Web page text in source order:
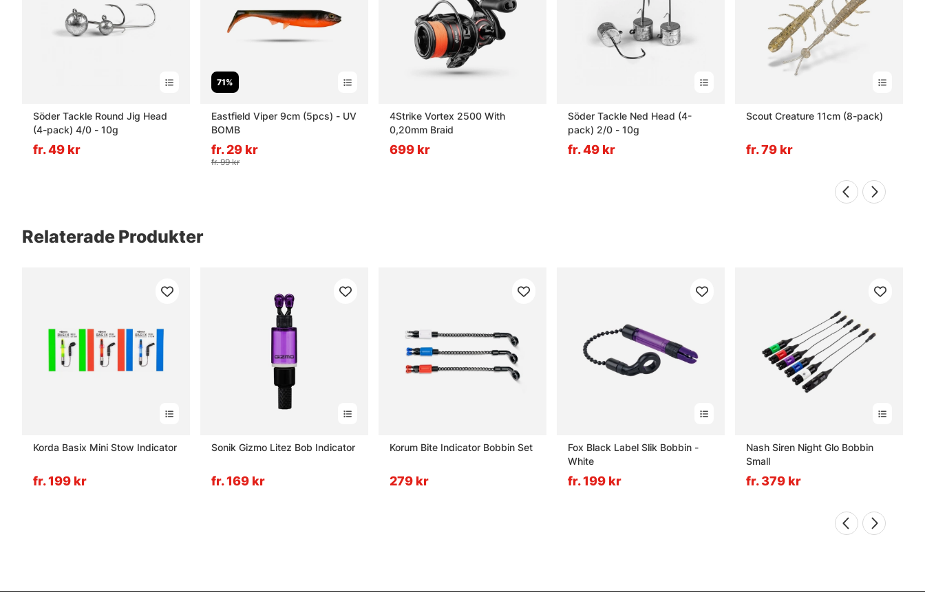
Söder Tackle Round Jig Head
(4-pack) 4/0 - 10g
fr. 49 kr
71%
Eastfield Viper 9cm (5pcs) - UV
BOMB
fr. 29 kr
fr. 99 kr
4Strike Vortex 2500 With
0,20mm Braid
699 kr
Söder Tackle Ned Head (4-
pack) 2/0 - 10g
fr. 49 kr
Scout Creature 11cm (8-pack)
fr. 79 kr
Relaterade Produkter
Korda Basix Mini Stow Indicator
fr. 199 kr
Sonik Gizmo Litez Bob Indicator
fr. 169 kr
Korum Bite Indicator Bobbin Set
279 kr
Fox Black Label Slik Bobbin -
White
fr. 199 kr
Nash Siren Night Glo Bobbin
Small
fr. 379 kr